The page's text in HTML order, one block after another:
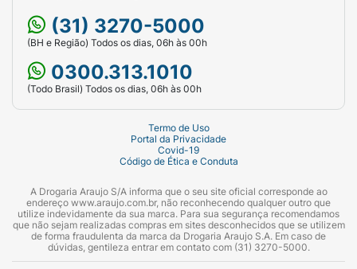
(31) 3270-5000
(BH e Região) Todos os dias, 06h às 00h
0300.313.1010
(Todo Brasil) Todos os dias, 06h às 00h
Termo de Uso
Portal da Privacidade
Covid-19
Código de Ética e Conduta
A Drogaria Araujo S/A informa que o seu site oficial corresponde ao
endereço www.araujo.com.br, não reconhecendo qualquer outro que
utilize indevidamente da sua marca. Para sua segurança recomendamos
que não sejam realizadas compras em sites desconhecidos que se utilizem
de forma fraudulenta da marca da Drogaria Araujo S.A. Em caso de
dúvidas, gentileza entrar em contato com (31) 3270-5000.